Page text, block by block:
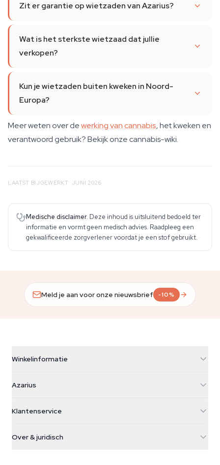
Zit er garantie op wietzaden van Azarius?
Wat is het sterkste wietzaad dat jullie
verkopen?
Kun je wietzaden buiten kweken in Noord-
Europa?
Meer weten over dewerking van cannabis, het kweken en
verantwoord gebruik? Bekijk onze cannabis-wiki.
LAATST BIJGEWERKT: JUNI 2026
Medische disclaimer. Deze inhoud is uitsluitend bedoeld ter
informatie en vormt geen medisch advies. Raadpleeg een
gekwalificeerde zorgverlener voordat je een stof gebruikt.
Meld je aan voor onze nieuwsbrief -10%
Winkelinformatie
Galvaniweg 11
Nederland
+31(0)204897914
Azarius
Smokeshop
Klantenservice
Retourbeleid
Over & juridisch